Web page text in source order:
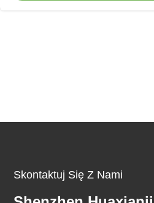
Skontaktuj Się Z Nami